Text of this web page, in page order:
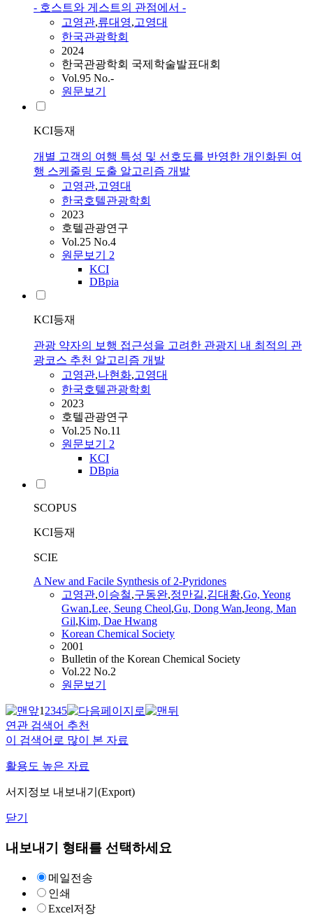
- 호스트와 게스트의 관점에서 -
고영관,류대영,고영대
한국관광학회
2024
한국관광학회 국제학술발표대회
Vol.95 No.-
원문보기
KCI등재
개별 고객의 여행 특성 및 선호도를 반영한 개인화된 여
행 스케줄링 도출 알고리즘 개발
고영관,고영대
한국호텔관광학회
2023
호텔관광연구
Vol.25 No.4
원문보기 2
KCI
DBpia
KCI등재
관광 약자의 보행 접근성을 고려한 관광지 내 최적의 관
광코스 추천 알고리즘 개발
고영관,나현화,고영대
한국호텔관광학회
2023
호텔관광연구
Vol.25 No.11
원문보기 2
KCI
DBpia
SCOPUS
KCI등재
SCIE
A New and Facile Synthesis of 2-Pyridones
고영관,이승철,구동완,정만길,김대황,Go, Yeong
Gwan,Lee, Seung Cheol,Gu, Dong Wan,Jeong, Man
Gil,Kim, Dae Hwang
Korean Chemical Society
2001
Bulletin of the Korean Chemical Society
Vol.22 No.2
원문보기
12345
연관 검색어 추천
이 검색어로 많이 본 자료
활용도 높은 자료
서지정보 내보내기(Export)
닫기
내보내기 형태를 선택하세요
메일전송
인쇄
Excel저장